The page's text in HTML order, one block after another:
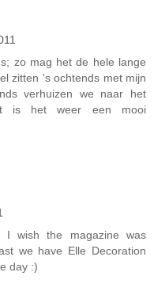
zo mag het de hele lange
zitten 's ochtends met mijn
verhuizen we naar het
is het weer een mooi
I wish the magazine was
we have Elle Decoration
day :)